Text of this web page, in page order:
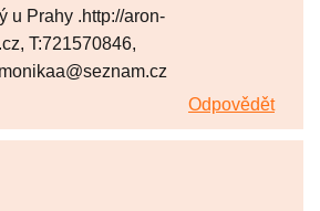
u Prahy .http://aron-
T:721570846,
Odpovědět